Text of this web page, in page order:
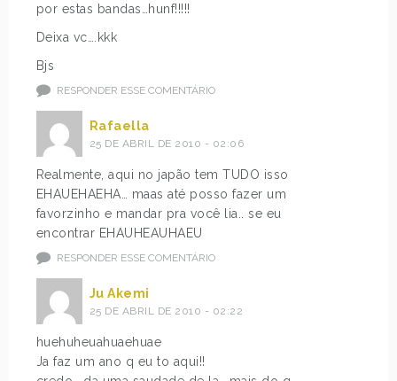
por estas bandas…hunf!!!!!
Deixa vc….kkk
Bjs
RESPONDER ESSE COMENTÁRIO
Rafaella
25 DE ABRIL DE 2010 - 02:06
Realmente, aqui no japão tem TUDO isso
EHAUEHAEHA… maas até posso fazer um
favorzinho e mandar pra você lia.. se eu
encontrar EHAUHEAUHAEU
RESPONDER ESSE COMENTÁRIO
Ju Akemi
25 DE ABRIL DE 2010 - 02:22
huehuheuahuaehuae
Ja faz um ano q eu to aqui!!